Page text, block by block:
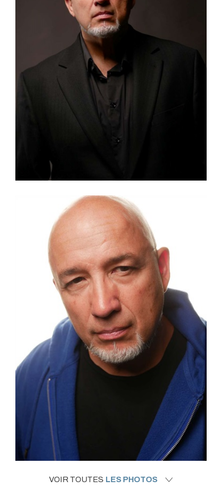
VOIR TOUTES LES PHOTOS